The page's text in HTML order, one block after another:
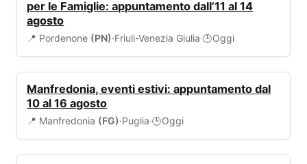
per le Famiglie: appuntamento dall’11 al 14
agosto
📍 Pordenone (PN)·Friuli-Venezia Giulia·🕒Oggi
Manfredonia, eventi estivi: appuntamento dal
10 al 16 agosto
📍 Manfredonia (FG)·Puglia·🕒Oggi